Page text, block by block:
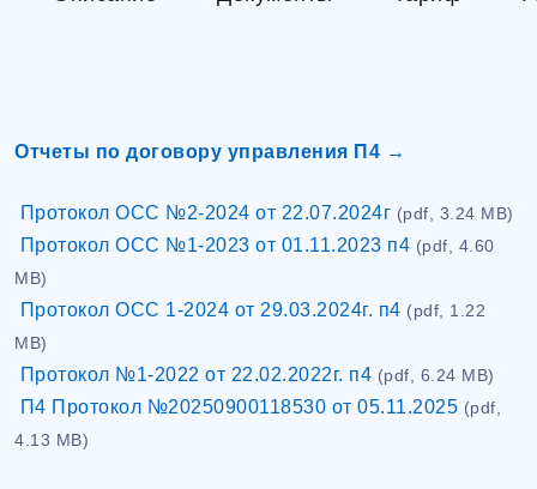
Отчеты по договору управления П4 →
Протокол ОСС №2-2024 от 22.07.2024г (pdf, 3.24 MB)
Протокол ОСС №1-2023 от 01.11.2023 п4 (pdf, 4.60
MB)
Протокол ОСС 1-2024 от 29.03.2024г. п4 (pdf, 1.22
MB)
Протокол №1-2022 от 22.02.2022г. п4 (pdf, 6.24 MB)
П4 Протокол №20250900118530 от 05.11.2025 (pdf,
4.13 MB)